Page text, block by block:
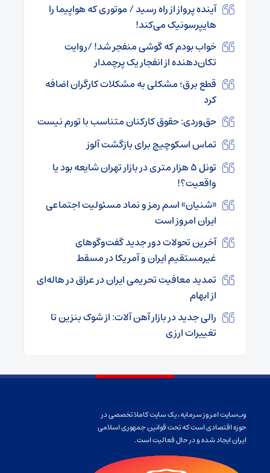
آینده پرواز از راه رسید / موتوری که هواپیما را
هایپرسونیک می‌کند!
خواب بودم که گوشی منفجر شد! /روایت
تکان‌دهنده از انفجار یک پرچمدار
قطع برق؛ مشکلی به مشکلات کارگران اضافه
کرد
حق‌وردی: حقوق کارکنان متناسب با تورم نیست
تماس اسکوچیچ برای بازگشت آلوز
تونل ۵ هزار متری در بازار تهران شایعه بود یا
واقعیت؟!
«شنیان⁩» اسم رمز و نماد مسئولیت اجتماعی
ایران امروز است
آخرین تحولات دور جدید گفت‌وگوهای
غیرمستقیم ایران و آمریکا در مسقط
تمدید معافیت تحریمی ایران در عراق در هاله‌ای
از ابهام
رالی جدید در بازار آهن آلات: از شوک بنزین تا
تغییرات ارزی
وب‌سایت امروز سرمایه، یک سایت کاملا تخصصی در
حوزه اقتصادی است که تحت قوانین جمهوری اسلامی
ایران ایجاد شده و در حال فعالیت است.